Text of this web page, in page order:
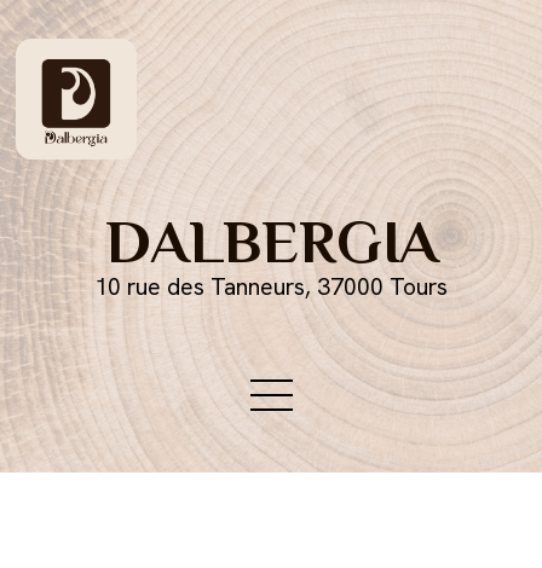
DALBERGIA
10 rue des Tanneurs, 37000 Tours